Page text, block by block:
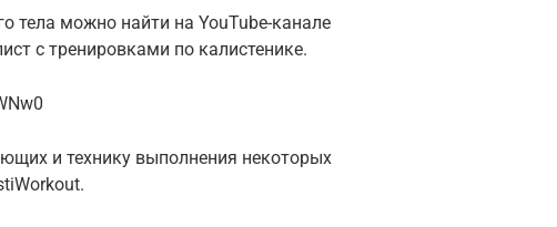
тела можно найти на YouTube-канале
с тренировками по калистенике.
и технику выполнения некоторых